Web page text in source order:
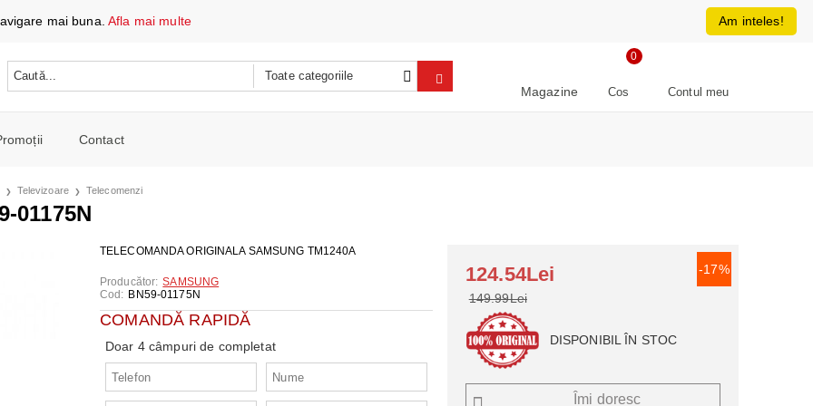
RON
Magazine Cos
0
Contul meu
ȘI ÎNCĂRCARE
TELEFOANE ȘI TABLETE
PORTABILI
ȘI CAFETIERE
COMBINE FRIGORIFICE
spalat si Uscatoare
și video
combine
de călcat
microunde
Contact
Televizoare Telecomenzi
01175N
TELECOMANDA ORIGINALA SAMSUNG TM1240A
Producător: SAMSUNG
Cod: BN59-01175N
COMANDĂ RAPIDĂ
Doar 4 câmpuri de completat
-17%
124.54Lei
149.99Lei
DISPONIBIL ÎN STOC
Îmi doresc
Am inteles!
mai buna.Afla mai multe